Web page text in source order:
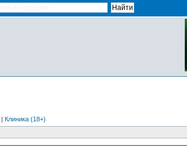
| Клиника (18+)